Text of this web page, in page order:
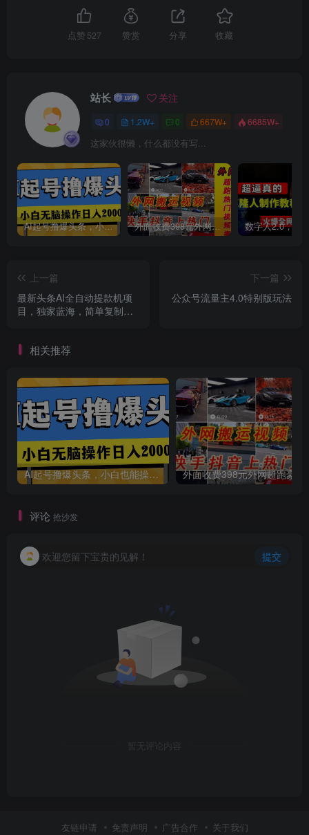
点赞 527 赞赏 分享 收藏
站长 关注
0 1.2W+ 0 667W+ 6685W+
这家伙很懒，什么都没有写...
AI起号撸爆头条，小白也能操作，日入2000+ 外面收费398元外网超跑豪车汽车视频搬运至快手抖音上热门项目
上一篇
最新头条AI全自动提款机项
目，独家蓝海，简单复制粘
下一篇
公众号流量主4.0特别版玩法
相关推荐
AI起号撸爆头条，小白也能操作，日入2000+
评论 抢沙发
欢迎您留下宝贵的见解！ 提交
暂无评论内容
友链申请 免责声明 广告合作 关于我们